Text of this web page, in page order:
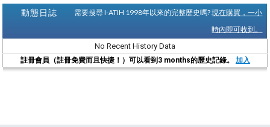
動態日誌 需要搜尋 I-ATIH 1998年以來的完整歷史嗎?現在購買，一小
時內即可收到。
No Recent History Data
註冊會員（註冊免費而且快捷！）可以看到3 months的歷史記錄。 加入